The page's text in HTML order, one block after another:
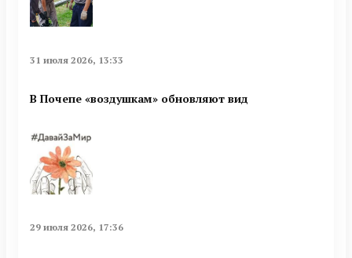
31 июля 2026, 13:33
В Почепе «воздушкам» обновляют вид
29 июля 2026, 17:36